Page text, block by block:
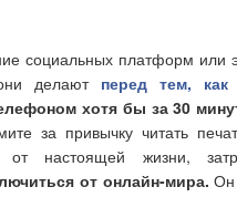
социальных платформ
делают перед тем, как
хотя бы за 30
за привычку читать
от настоящей жизни,
от онлайн-мира. Он